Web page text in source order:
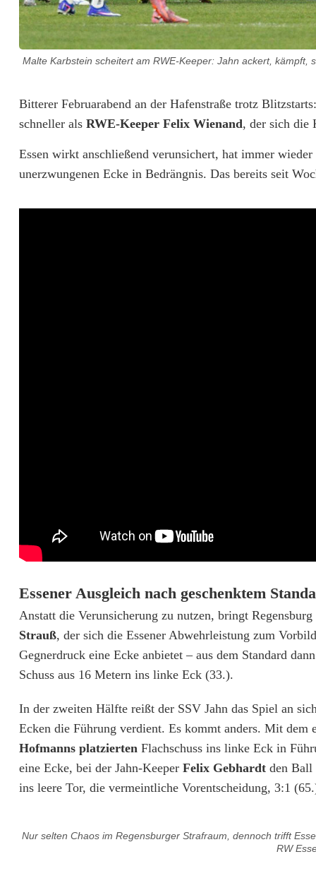
C
a
n
h
f
e
h
l
e
r
n
p
n
Malte Karbstein scheitert am RWE-Keeper: Jahn ackert,
Bitterer Februarabend an der Hafenstraße trotz
schneller als RWE-Keeper Felix Wienand, der sich die
Essen wirkt anschließend verunsichert, hat immer
unerzwungenen Ecke in Bedrängnis. Das bereits seit
Essener Ausgleich nach geschenktem
Anstatt die Verunsicherung zu nutzen, bringt
Strauß, der sich die Essener Abwehrleistung zum
Gegnerdruck eine Ecke anbietet – aus dem Standard
Schuss aus 16 Metern ins linke Eck (33.).
In der zweiten Hälfte reißt der SSV Jahn das Spiel an
Ecken die Führung verdient. Es kommt anders. Mit dem
Hofmanns platzierten Flachschuss ins linke Eck in
eine Ecke, bei der Jahn-Keeper Felix Gebhardt den Ball
ins leere Tor, die vermeintliche Vorentscheidung, 3:1
Nur selten Chaos im Regensburger Strafraum, dennoch trifft
RW